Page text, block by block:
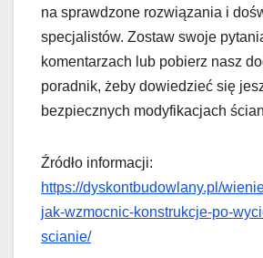
na sprawdzone rozwiązania i
specjalistów. Zostaw swoje
komentarzach lub pobierz nasz
poradnik, żeby dowiedzieć się
bezpiecznych modyfikacjach
Źródło informacji:
https://dyskontbudowlany.pl/
jak-wzmocnic-konstrukcje-po-
scianie/